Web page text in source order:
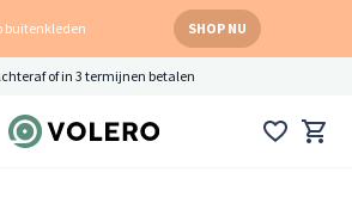
buitenkleden SHOP NU
of in 3 termijnen betalen